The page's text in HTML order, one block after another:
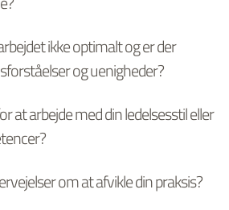
ikke optimalt og er der
og uenigheder?
at arbejde med din ledelsesstil eller
om at afvikle din praksis?